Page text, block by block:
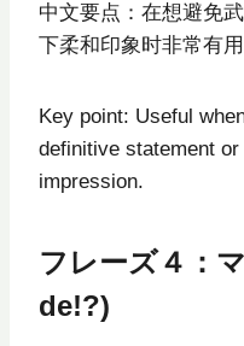
中文要点：在想避免
下柔和印象时非常有用
Key point: Useful
definitive statement
impression.
フレーズ４：
de!?)